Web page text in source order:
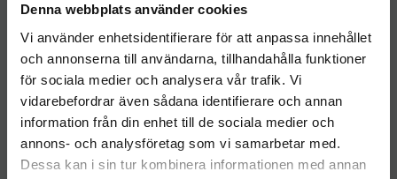
Denna webbplats använder cookies
Vi använder enhetsidentifierare för att anpassa innehållet
och annonserna till användarna, tillhandahålla funktioner
för sociala medier och analysera vår trafik. Vi
vidarebefordrar även sådana identifierare och annan
information från din enhet till de sociala medier och
annons- och analysföretag som vi samarbetar med.
Dessa kan i sin tur kombinera informationen med annan
Brabantia Bo Touch Bin
60L Matt Svart
Brabantia Bo Touch Bin
2x30L Matt Svart
Välkommen till hygieneleeds.se
Vill du handla som företag eller privatperson?